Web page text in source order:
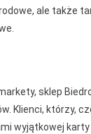
ale także
sklep
Klienci, którzy,
wyjątkowej